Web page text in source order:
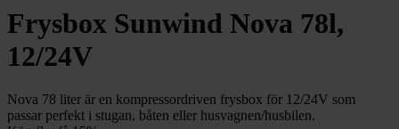
Frysbox Sunwind Nova 78l,
12/24V
Nova 78 liter är en kompressordriven frysbox för 12/24V som
passar perfekt i stugan, båten eller husvagnen/husbilen.